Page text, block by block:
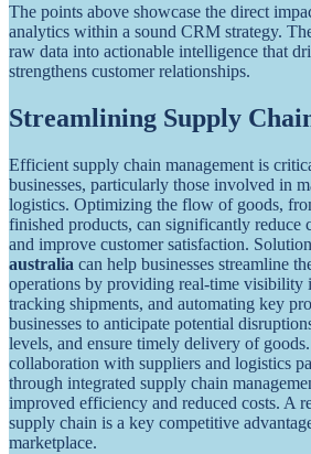
The points above showcase the direct
analytics within a sound CRM strategy.
raw data into actionable intelligence that
strengthens customer relationships.
Streamlining Supply
Efficient supply chain management is
businesses, particularly those involved in
logistics. Optimizing the flow of goods,
finished products, can significantly reduce
and improve customer satisfaction.
australia can help businesses streamline
operations by providing real-time visibility
tracking shipments, and automating key
businesses to anticipate potential
levels, and ensure timely delivery of
collaboration with suppliers and logistics
through integrated supply chain
improved efficiency and reduced costs. A
supply chain is a key competitive
marketplace.